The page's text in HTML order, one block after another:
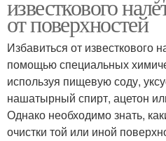
известкового
от поверхностей
Избавиться от известкового
помощью специальных
используя пищевую соду,
нашатырный спирт, ацетон
Однако необходимо знать,
очистки той или иной